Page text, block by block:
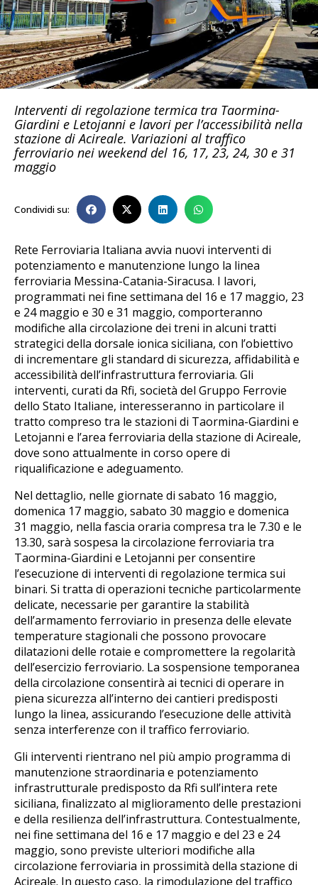
Interventi di regolazione termica tra Taormina-
Giardini e Letojanni e lavori per l’accessibilità nella
stazione di Acireale. Variazioni al traffico
ferroviario nei weekend del 16, 17, 23, 24, 30 e 31
maggio
Condividi su:
Rete Ferroviaria Italiana avvia nuovi interventi di
potenziamento e manutenzione lungo la linea
ferroviaria Messina-Catania-Siracusa. I lavori,
programmati nei fine settimana del 16 e 17 maggio, 23
e 24 maggio e 30 e 31 maggio, comporteranno
modifiche alla circolazione dei treni in alcuni tratti
strategici della dorsale ionica siciliana, con l’obiettivo
di incrementare gli standard di sicurezza, affidabilità e
accessibilità dell’infrastruttura ferroviaria. Gli
interventi, curati da Rfi, società del Gruppo Ferrovie
dello Stato Italiane, interesseranno in particolare il
tratto compreso tra le stazioni di Taormina-Giardini e
Letojanni e l’area ferroviaria della stazione di Acireale,
dove sono attualmente in corso opere di
riqualificazione e adeguamento.
Nel dettaglio, nelle giornate di sabato 16 maggio,
domenica 17 maggio, sabato 30 maggio e domenica
31 maggio, nella fascia oraria compresa tra le 7.30 e le
13.30, sarà sospesa la circolazione ferroviaria tra
Taormina-Giardini e Letojanni per consentire
l’esecuzione di interventi di regolazione termica sui
binari. Si tratta di operazioni tecniche particolarmente
delicate, necessarie per garantire la stabilità
dell’armamento ferroviario in presenza delle elevate
temperature stagionali che possono provocare
dilatazioni delle rotaie e compromettere la regolarità
dell’esercizio ferroviario. La sospensione temporanea
della circolazione consentirà ai tecnici di operare in
piena sicurezza all’interno dei cantieri predisposti
lungo la linea, assicurando l’esecuzione delle attività
senza interferenze con il traffico ferroviario.
Gli interventi rientrano nel più ampio programma di
manutenzione straordinaria e potenziamento
infrastrutturale predisposto da Rfi sull’intera rete
siciliana, finalizzato al miglioramento delle prestazioni
e della resilienza dell’infrastruttura. Contestualmente,
nei fine settimana del 16 e 17 maggio e del 23 e 24
maggio, sono previste ulteriori modifiche alla
circolazione ferroviaria in prossimità della stazione di
Acireale. In questo caso, la rimodulazione del traffico